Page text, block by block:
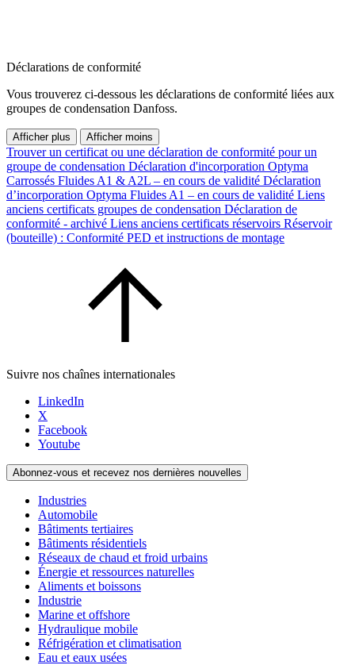
Déclarations de conformité
Vous trouverez ci-dessous les déclarations de conformité liées aux
groupes de condensation Danfoss.
Afficher plus Afficher moins
Trouver un certificat ou une déclaration de conformité pour un
groupe de condensation Déclaration d'incorporation Optyma
Carrossés Fluides A1 & A2L – en cours de validité Déclaration
d’incorporation Optyma Fluides A1 – en cours de validité Liens
anciens certificats groupes de condensation Déclaration de
conformité - archivé Liens anciens certificats réservoirs Réservoir
(bouteille) : Conformité PED et instructions de montage
Suivre nos chaînes internationales
LinkedIn
X
Facebook
Youtube
Abonnez-vous et recevez nos dernières nouvelles
Industries
Automobile
Bâtiments tertiaires
Bâtiments résidentiels
Réseaux de chaud et froid urbains
Énergie et ressources naturelles
Aliments et boissons
Industrie
Marine et offshore
Hydraulique mobile
Réfrigération et climatisation
Eau et eaux usées